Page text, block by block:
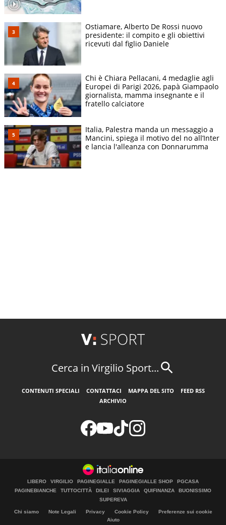
Ostiamare, Alberto De Rossi nuovo
presidente: il compito e gli obiettivi
ricevuti dal figlio Daniele
Chi è Chiara Pellacani, 4 medaglie agli
Europei di Parigi 2026, papà Giampaolo
giornalista, mamma insegnante e il
fratello calciatore
Italia, Palestra manda un messaggio a
Mancini, spiega il motivo del no all’Inter
e lancia l'alleanza con Donnarumma
Cerca in Virgilio Sport...
CONTENUTI SPECIALI CONTATTACI MAPPA DEL SITO
FEED RSS
ARCHIVIO
LIBERO VIRGILIO PAGINEGIALLE PAGINEGIALLE SHOP
PGCASA
PAGINEBIANCHE
TUTTOCITTÀ DILEI SIVIAGGIA QUIFINANZA
BUONISSIMO
SUPEREVA
Chi siamo Note Legali Privacy Cookie Policy
Preferenze sui cookie
Aiuto